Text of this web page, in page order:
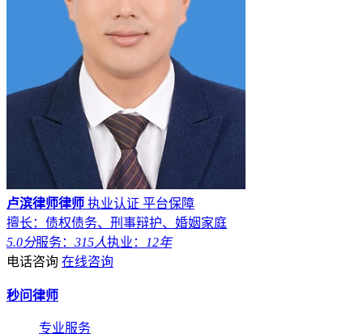
卢滨律师律师 执业认证 平台保障
擅长：债权债务、刑事辩护、婚姻家庭
5.0分服务： 315人执业：
12年
电话咨询 在线咨询
秒问律师
专业服务